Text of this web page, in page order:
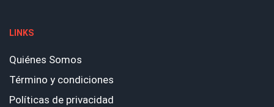
LINKS
Quiénes Somos
Término y condiciones
Políticas de privacidad